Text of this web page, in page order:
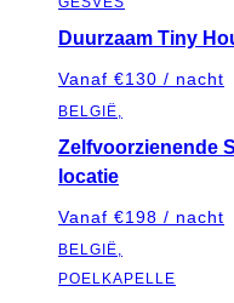
Duurzaam Tiny
Vanaf €130 / nacht
BELGIË,
Zelfvoorzienende
locatie
Vanaf €198 / nacht
BELGIË,
POELKAPELLE